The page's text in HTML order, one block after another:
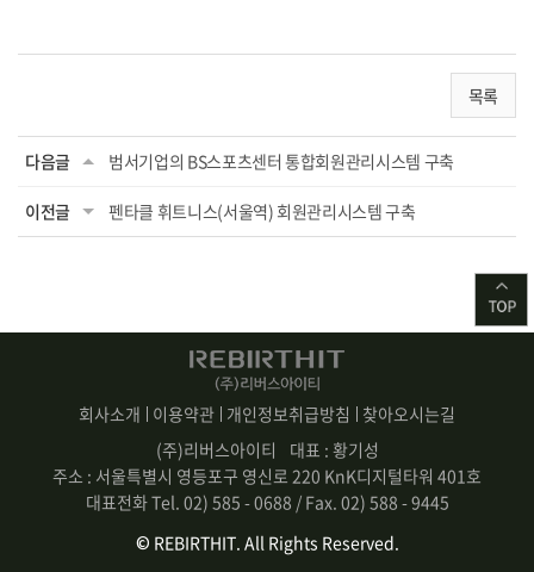
목록
다음글 범서기업의 BS스포츠센터 통합회원관리시스템 구축
이전글 펜타클 휘트니스(서울역) 회원관리시스템 구축
회사소개 이용약관 개인정보취급방침
찾아오시는길
(주)리버스아이티
대표 : 황기성
주소 : 서울특별시 영등포구 영신로 220 KnK디지털타워 401호
대표전화 Tel. 02) 585 - 0688 / Fax. 02) 588 - 9445
© REBIRTHIT. All Rights Reserved.